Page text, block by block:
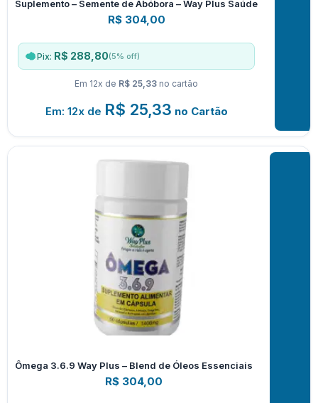
Suplemento – Semente de Abóbora – Way Plus Saúde
R$304,00
Pix: R$ 288,80(5% off)
Em 12x de R$ 25,33 no cartão
Em: 12x de R$ 25,33 no Cartão
Ômega 3.6.9 Way Plus – Blend de Óleos Essenciais
R$ 304,00